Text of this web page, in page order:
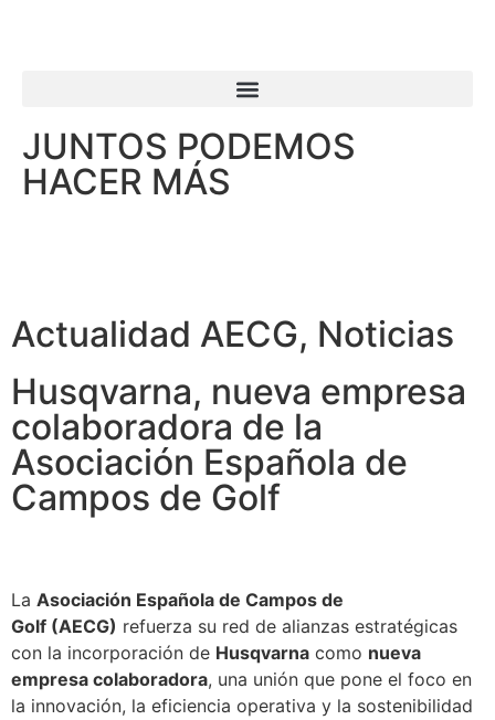
JUNTOS PODEMOS
HACER MÁS
Actualidad AECG, Noticias
Husqvarna, nueva empresa
colaboradora de la
Asociación Española de
Campos de Golf
La Asociación Española de Campos de
Golf (AECG) refuerza su red de alianzas estratégicas
con la incorporación de Husqvarna como nueva
empresa colaboradora, una unión que pone el foco en
la innovación, la eficiencia operativa y la sostenibilidad